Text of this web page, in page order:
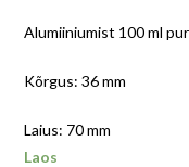
Alumiiniumist 100 ml
Kõrgus: 36 mm
Laius: 70 mm
Laos